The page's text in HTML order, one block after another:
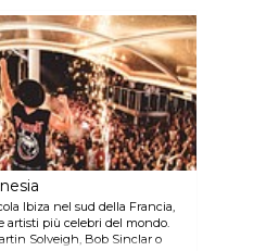
Il Bora Beach ti accoglia
con DJs residenti. Il
unico per schizzare,
prendere il sole, ballare... Altri
e tè - Ristorante
Ibiza nel sud della Francia,
artisti più celebri del mondo.
Solveigh, Bob Sinclar o